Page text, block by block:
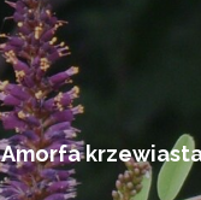
Amorfa